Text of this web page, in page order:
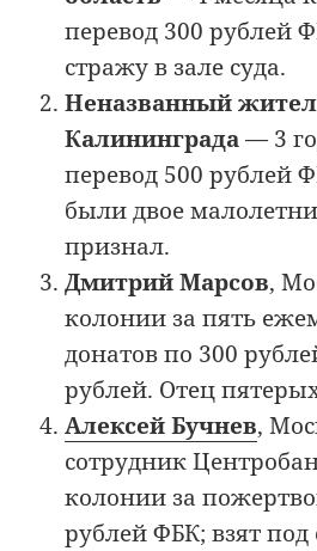
перевод 300 рублей
стражу в зале суда.
Неназванный
Калининграда— 3
перевод 500 рублей
были двое
признал.
Дмитрий Марсов,
колонии за пять
донатов по 300
рублей. Отец
Алексей Бучнев,
сотрудник
колонии за
рублей ФБК; взят под